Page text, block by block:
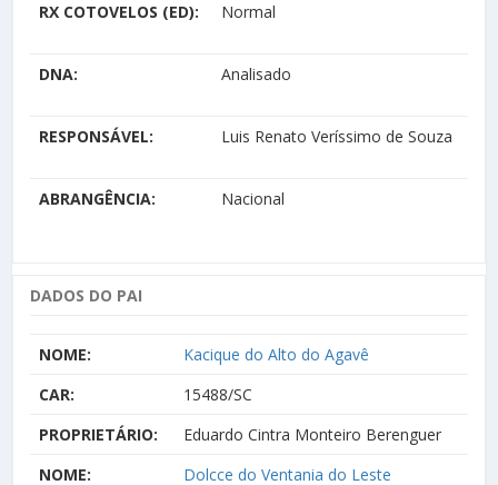
RX COTOVELOS (ED): Normal
DNA: Analisado
RESPONSÁVEL: Luis Renato Veríssimo de Souza
ABRANGÊNCIA: Nacional
DADOS DO PAI
NOME:
Kacique do Alto do Agavê
CAR:
15488/SC
PROPRIETÁRIO:
Eduardo Cintra Monteiro Berenguer
NOME:
Dolcce do Ventania do Leste